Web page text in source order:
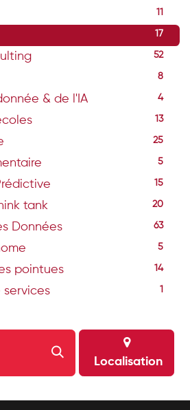
17
52
8
& de l'IA 4
13
25
5
15
tank 20
Données 63
5
pointues 14
services
Localisation